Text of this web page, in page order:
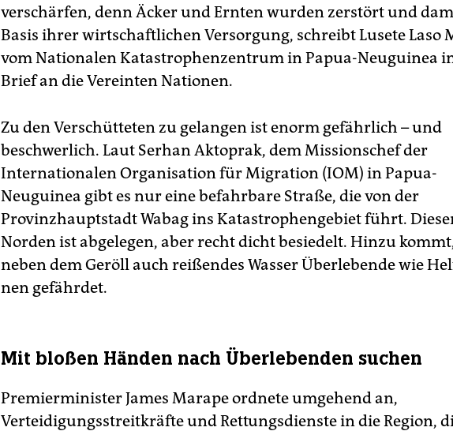
verschärfen, denn Äcker und Ernten wurden zerstört und
Basis ihrer wirtschaftlichen Versorgung, schreibt Lusete Laso
vom Nationalen Katastrophenzentrum in Papua-Neuguinea
Brief an die Vereinten Nationen.
Zu den Verschütteten zu gelangen ist enorm gefährlich – und
beschwerlich. Laut Serhan Aktoprak, dem Missionschef der
Internationalen Organisation für Migration (IOM) in Papua-
Neuguinea gibt es nur eine befahrbare Straße, die von der
Provinzhauptstadt Wabag ins Katastrophengebiet führt.
Norden ist abgelegen, aber recht dicht besiedelt. Hinzu
neben dem Geröll auch reißendes Wasser Überlebende wie
nen gefährdet.
Mit bloßen Händen nach Überlebenden suchen
Premierminister James Marape ordnete umgehend an,
Verteidigungsstreitkräfte und Rettungsdienste in die Region,